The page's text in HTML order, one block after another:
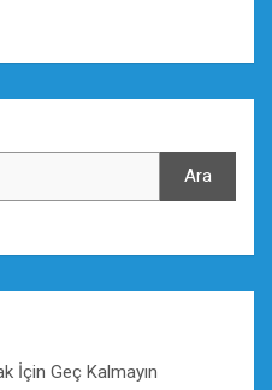
Ara
İçin Geç Kalmayın